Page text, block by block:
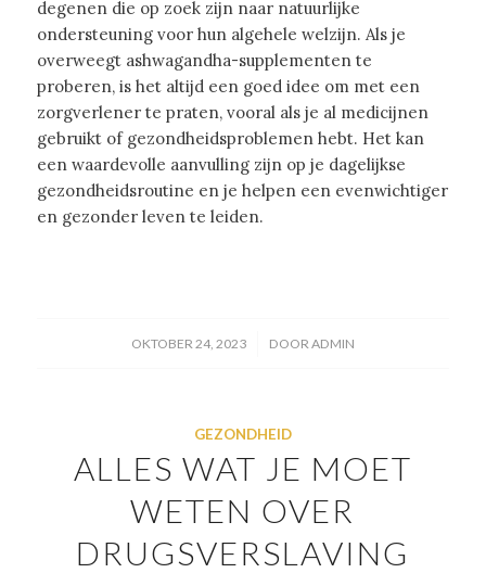
degenen die op zoek zijn naar natuurlijke
ondersteuning voor hun algehele welzijn. Als je
overweegt ashwagandha-supplementen te
proberen, is het altijd een goed idee om met een
zorgverlener te praten, vooral als je al medicijnen
gebruikt of gezondheidsproblemen hebt. Het kan
een waardevolle aanvulling zijn op je dagelijkse
gezondheidsroutine en je helpen een evenwichtiger
en gezonder leven te leiden.
OKTOBER 24, 2023
/ DOORADMIN
GEZONDHEID
ALLES WAT JE MOET
WETEN OVER
DRUGSVERSLAVING